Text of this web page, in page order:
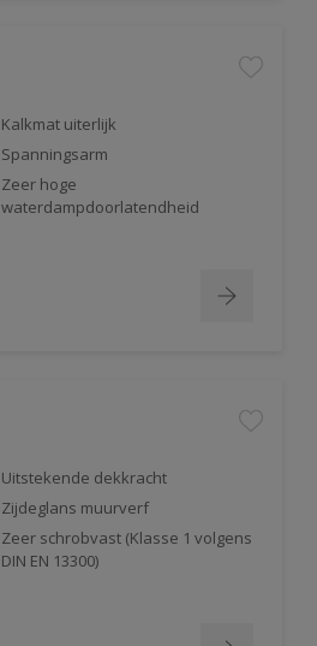
Kalkmat uiterlijk
Spanningsarm
Zeer hoge
waterdampdoorlatendheid
Uitstekende dekkracht
Zijdeglans muurverf
Zeer schrobvast (Klasse 1 volgens
DIN EN 13300)